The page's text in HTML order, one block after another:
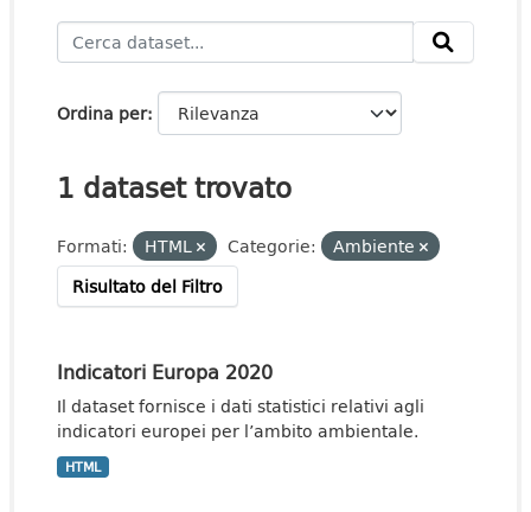
Ordina per
1 dataset trovato
Formati: HTML Categorie:
Ambiente
Risultato del Filtro
Indicatori Europa 2020
Il dataset fornisce i dati statistici relativi agli
indicatori europei per l’ambito ambientale.
HTML